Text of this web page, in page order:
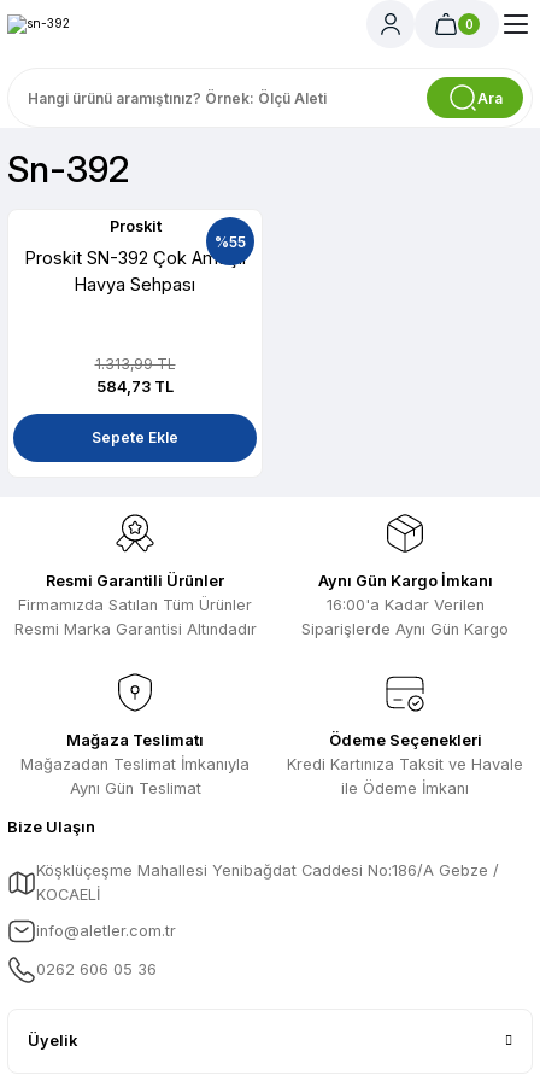
Ara
0
Sn-392
%55
Proskit
Proskit SN-392 Çok Amaçlı
Havya Sehpası
1.313,99 TL
584,73 TL
Sepete Ekle
Resmi Garantili Ürünler
Firmamızda Satılan Tüm Ürünler
Resmi Marka Garantisi Altındadır
Aynı Gün Kargo İmkanı
16:00'a Kadar Verilen
Siparişlerde Aynı Gün Kargo
Mağaza Teslimatı
Mağazadan Teslimat İmkanıyla
Aynı Gün Teslimat
Ödeme Seçenekleri
Kredi Kartınıza Taksit ve Havale
ile Ödeme İmkanı
Bize Ulaşın
Köşklüçeşme Mahallesi Yenibağdat Caddesi No:186/A Gebze /
KOCAELİ
info@aletler.com.tr
0262 606 05 36
Üyelik